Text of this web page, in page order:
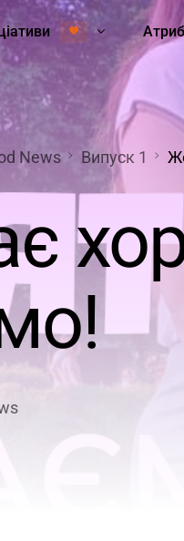
💜
Школа
Діяльність Hard
News Випуск 1